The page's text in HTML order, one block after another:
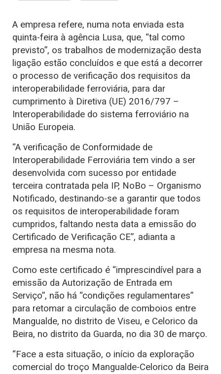
A empresa refere, numa nota enviada esta
quinta-feira à agência Lusa, que, “tal como
previsto”, os trabalhos de modernização desta
ligação estão concluídos e que está a decorrer
o processo de verificação dos requisitos da
interoperabilidade ferroviária, para dar
cumprimento à Diretiva (UE) 2016/797 –
Interoperabilidade do sistema ferroviário na
União Europeia.
“A verificação de Conformidade de
Interoperabilidade Ferroviária tem vindo a ser
desenvolvida com sucesso por entidade
terceira contratada pela IP, NoBo – Organismo
Notificado, destinando-se a garantir que todos
os requisitos de interoperabilidade foram
cumpridos, faltando nesta data a emissão do
Certificado de Verificação CE”, adianta a
empresa na mesma nota.
Como este certificado é “imprescindível para a
emissão da Autorização de Entrada em
Serviço”, não há “condições regulamentares”
para retomar a circulação de comboios entre
Mangualde, no distrito de Viseu, e Celorico da
Beira, no distrito da Guarda, no dia 30 de março.
“Face a esta situação, o início da exploração
comercial do troço Mangualde-Celorico da Beira